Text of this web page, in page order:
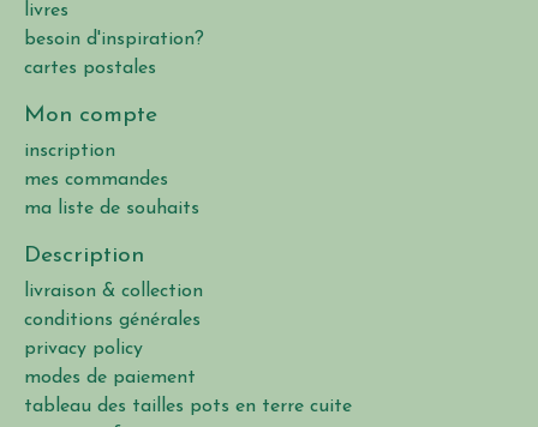
livres
besoin d'inspiration?
cartes postales
Mon compte
inscription
mes commandes
ma liste de souhaits
Description
livraison & collection
conditions générales
privacy policy
modes de paiement
tableau des tailles pots en terre cuite